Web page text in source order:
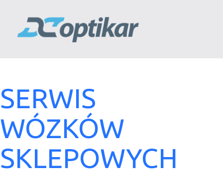
SERWIS
WÓZKÓW
SKLEPOWYCH